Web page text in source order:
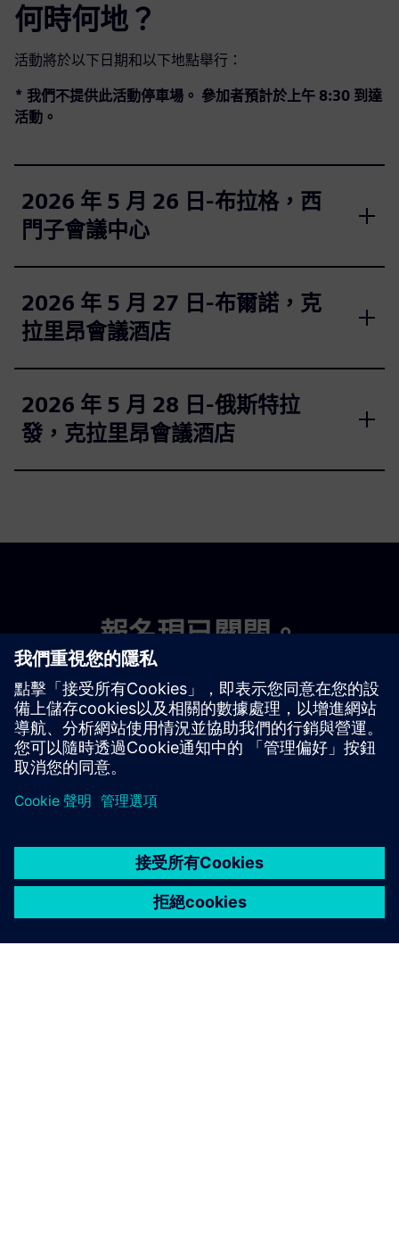
何時何地？
活動將於以下日期和以下地點舉行：
* 我們不提供此活動停車場。 參加者預計於上午 8:30 到達
活動。
2026 年 5 月 26 日-布拉格，西
門子會議中心
2026 年 5 月 27 日-布爾諾，克
拉里昂會議酒店
2026 年 5 月 28 日-俄斯特拉
發，克拉里昂會議酒店
報名現已關閉。
tianadosah.cz@siemens.com。